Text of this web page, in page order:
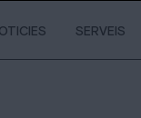
SERVEIS